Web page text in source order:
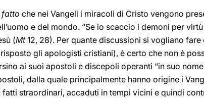
fatto che nei Vangeli i miracoli di Cristo vengono
e del mondo. “Se io scaccio i demoni per
(Mt12, 28). Per quante discussioni si vogliano
gli apologisti cristiani), è certo che non è
ai suoi apostoli e discepoli operanti “in suo
dalla quale principalmente hanno origine i
straordinari, accaduti in tempi vicini e quindi